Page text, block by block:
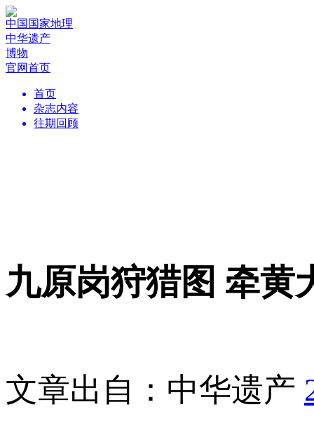
中国国家地理
中华遗产
博物
官网首页
首页
杂志内容
往期回顾
九原岗狩猎图 牵黄
文章出自：中华遗产